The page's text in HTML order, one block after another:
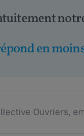
en
Ouvriers,